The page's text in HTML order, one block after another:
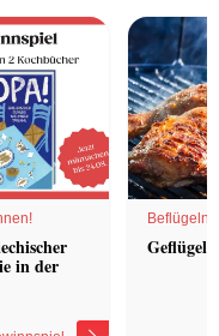
in der
Geflügel